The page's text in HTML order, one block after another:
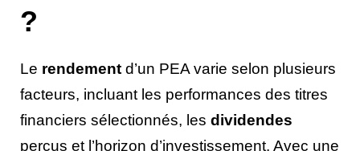
?
Le rendement d’un PEA varie selon plusieurs
facteurs, incluant les performances des titres
financiers sélectionnés, les dividendes
perçus et l’horizon d’investissement. Avec une